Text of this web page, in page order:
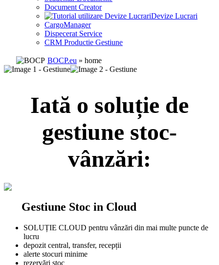
Document Creator
Devize Lucrari
CargoManager
Dispecerat Service
CRM Productie Gestiune
BOCP.eu » home
Iată o soluție de
gestiune stoc-
vânzări:
Gestiune Stoc in Cloud
SOLUȚIE CLOUD pentru vânzări din mai multe puncte de
lucru
depozit central, transfer, recepții
alerte stocuri minime
rezervări stoc